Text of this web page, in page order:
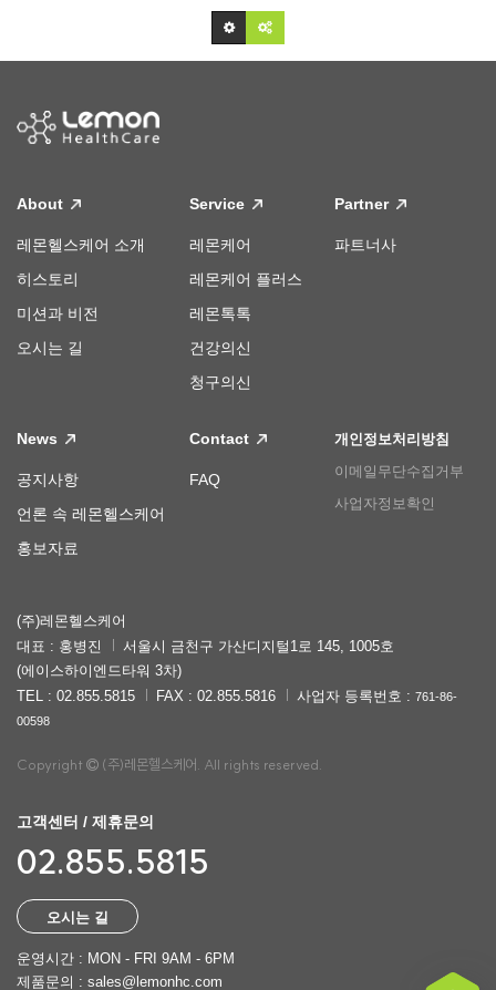
About
레몬헬스케어 소개
히스토리
미션과 비전
오시는 길
Service
레몬케어
레몬케어 플러스
레몬톡톡
건강의신
청구의신
Partner
파트너사
News
공지사항
언론 속 레몬헬스케어
홍보자료
Contact
FAQ
개인정보처리방침
이메일무단수집거부
사업자정보확인
(주)레몬헬스케어
대표 : 홍병진
서울시 금천구 가산디지털1로 145, 1005호
(에이스하이엔드타워 3차)
TEL : 02.855.5815
FAX : 02.855.5816 사업자 등록번호 : 761-86-
00598
Copyright (주)레몬헬스케어. All rights reserved.
고객센터 / 제휴문의
02.855.5815
오시는 길
운영시간 : MON - FRI 9AM - 6PM
제품문의 : sales@lemonhc.com